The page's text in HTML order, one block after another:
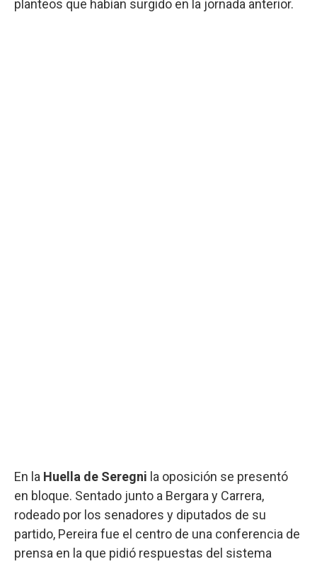
planteos que habían surgido en la jornada anterior.
En la Huella de Seregni la oposición se presentó
en bloque. Sentado junto a Bergara y Carrera,
rodeado por los senadores y diputados de su
partido, Pereira fue el centro de una conferencia de
prensa en la que pidió respuestas del sistema